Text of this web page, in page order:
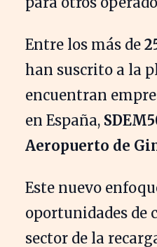
Entre los más de
han suscrito a la
encuentran
en España,
Aeropuerto de
Este nuevo
oportunidades de
sector de la